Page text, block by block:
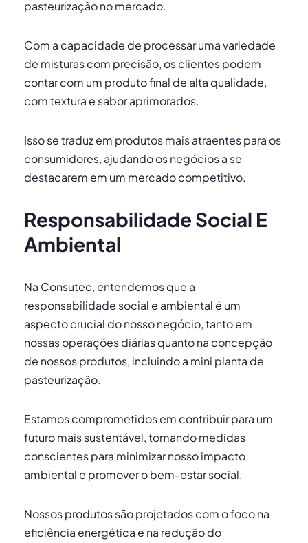
pasteurização no mercado.
Com a capacidade de processar uma variedade
de misturas com precisão, os clientes podem
contar com um produto final de alta qualidade,
com textura e sabor aprimorados.
Isso se traduz em produtos mais atraentes para os
consumidores, ajudando os negócios a se
destacarem em um mercado competitivo.
Responsabilidade Social E
Ambiental
Na Consutec, entendemos que a
responsabilidade social e ambiental é um
aspecto crucial do nosso negócio, tanto em
nossas operações diárias quanto na concepção
de nossos produtos, incluindo a mini planta de
pasteurização.
Estamos comprometidos em contribuir para um
futuro mais sustentável, tomando medidas
conscientes para minimizar nosso impacto
ambiental e promover o bem-estar social.
Nossos produtos são projetados com o foco na
eficiência energética e na redução do